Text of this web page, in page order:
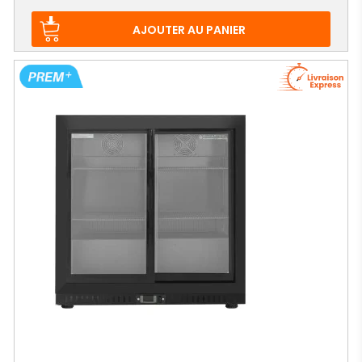
AJOUTER AU PANIER